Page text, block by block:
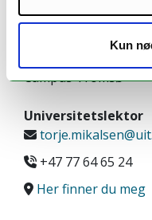
Kun
Mikalsen, Torje
Campus Tromsø
Universitetslektor
+47 77 64 65 24
Her finner du meg